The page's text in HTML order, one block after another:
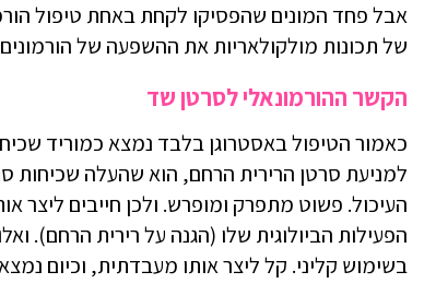
אבל פחד המונים שהפסיקו לקחת באחת טיפול
של תכונות מולקולאריות את ההשפעה של
הקשר ההורמונאלי לסרטן שד
כאמור הטיפול באסטרוגן בלבד נמצא כמוריד
למניעת סרטן הרירית הרחם, הוא שהעלה שכיחות
העיכול. פשוט מתפרק ומופרש. ולכן חייבים ליצר
הפעילות הביולוגית שלו (הגנה על רירית הרחם).
בשימוש קליני. קל ליצר אותו מעבדתית, וכיום